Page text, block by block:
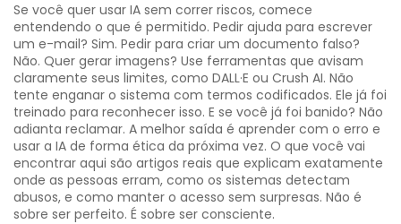
Se você quer usar IA sem correr riscos, comece
entendendo o que é permitido. Pedir ajuda para escrever
um e-mail? Sim. Pedir para criar um documento falso?
Não. Quer gerar imagens? Use ferramentas que avisam
claramente seus limites, como DALL·E ou Crush AI. Não
tente enganar o sistema com termos codificados. Ele já foi
treinado para reconhecer isso. E se você já foi banido? Não
adianta reclamar. A melhor saída é aprender com o erro e
usar a IA de forma ética da próxima vez. O que você vai
encontrar aqui são artigos reais que explicam exatamente
onde as pessoas erram, como os sistemas detectam
abusos, e como manter o acesso sem surpresas. Não é
sobre ser perfeito. É sobre ser consciente.